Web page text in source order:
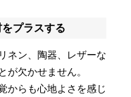
プラスする
ネン、陶器、レザーな
が欠かせません。
からも心地よさを感じ